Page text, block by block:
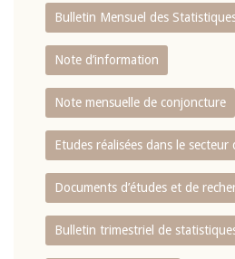
Bulletin Mensuel des
Note d’information
Note mensuelle de conjoncture
Etudes réalisées dans le secteur
Documents d’études et de
Bulletin trimestriel de